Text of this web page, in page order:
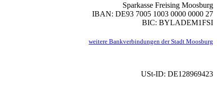
Sparkasse Freising Moosburg
IBAN: DE93 7005 1003 0000 0000 27
BIC: BYLADEM1FSI
weitere Bankverbindungen der Stadt Moosburg
USt-ID: DE128969423